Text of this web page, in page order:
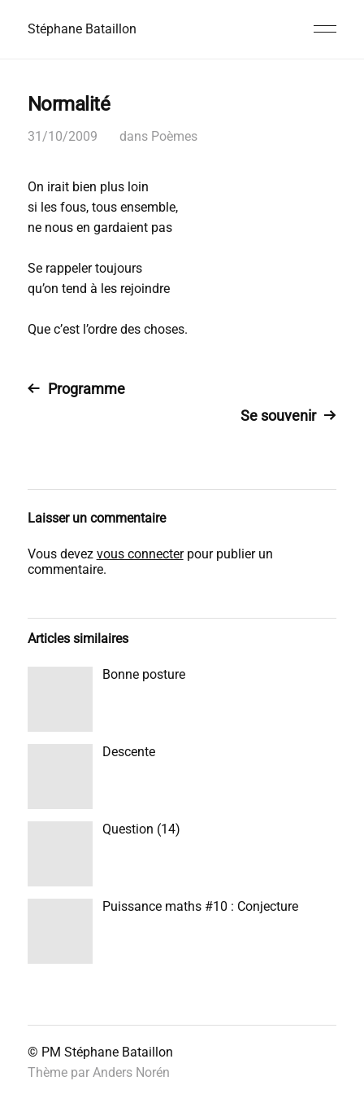
Stéphane Bataillon
Normalité
31/10/2009 dans Poèmes
On irait bien plus loin
si les fous, tous ensemble,
ne nous en gardaient pas
Se rappeler toujours
qu’on tend à les rejoindre
Que c’est l’ordre des choses.
Programme
Se souvenir
Laisser un commentaire
Vous devez vous connecterpour publier un
commentaire.
Articles similaires
Bonne posture
Descente
Question (14)
Puissance maths #10 : Conjecture
© PM Stéphane Bataillon
Thème par Anders Norén